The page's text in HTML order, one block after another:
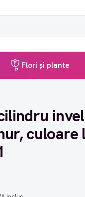
Flori și plante
culoare